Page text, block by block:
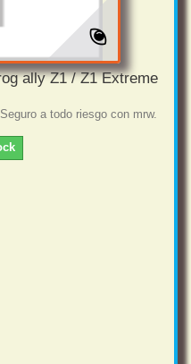
ally Z1 / Z1 Extreme
a todo riesgo con mrw.